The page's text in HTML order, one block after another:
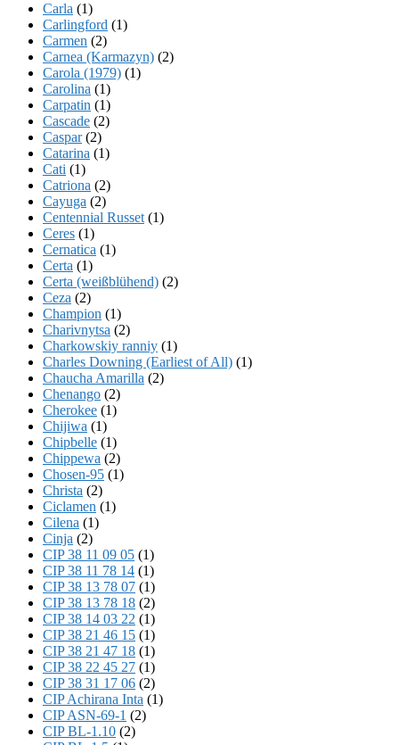
Carla (1)
Carlingford (1)
Carmen (2)
Carnea (Karmazyn) (2)
Carola (1979) (1)
Carolina (1)
Carpatin (1)
Cascade (2)
Caspar(2)
Catarina (1)
Cati (1)
Catriona (2)
Cayuga (2)
Centennial Russet (1)
Ceres (1)
Cernatica (1)
Certa (1)
Certa (weißblühend) (2)
Ceza (2)
Champion (1)
Charivnytsa (2)
Charkowskiy ranniy (1)
Charles Downing (Earliest of All) (1)
Chaucha Amarilla (2)
Chenango (2)
Cherokee (1)
Chijiwa (1)
Chipbelle (1)
Chippewa (2)
Chosen-95 (1)
Christa (2)
Ciclamen (1)
Cilena (1)
Cinja (2)
CIP 38 11 09 05 (1)
CIP 38 11 78 14 (1)
CIP 38 13 78 07 (1)
CIP 38 13 78 18 (2)
CIP 38 14 03 22 (1)
CIP 38 21 46 15 (1)
CIP 38 21 47 18 (1)
CIP 38 22 45 27 (1)
CIP 38 31 17 06 (2)
CIP Achirana Inta (1)
CIP ASN-69-1 (2)
CIP BL-1.10 (2)